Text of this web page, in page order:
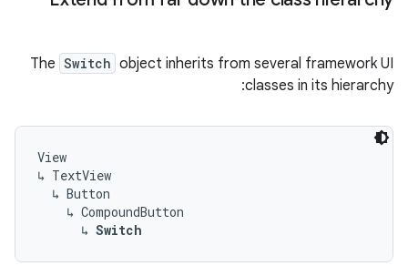
The Switch object inherits from several framework UI
classes in its hierarchy
:
View
↳ TextView
↳ Button
↳ CompoundButton
↳ Switch